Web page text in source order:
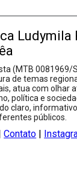
Ludymila
(MTB 0081969/
de temas
atua com olhar
política e
claro,
públicos.
|Contato